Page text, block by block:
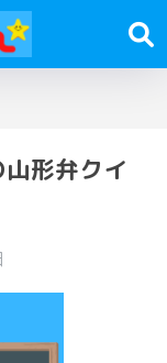
山形弁クイ